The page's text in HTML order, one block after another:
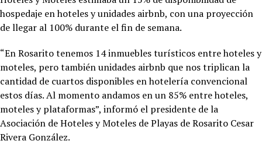
hospedaje en hoteles y unidades airbnb, con una proyección
de llegar al 100% durante el fin de semana.
“En Rosarito tenemos 14 inmuebles turísticos entre hoteles y
moteles, pero también unidades airbnb que nos triplican la
cantidad de cuartos disponibles en hotelería convencional
estos días. Al momento andamos en un 85% entre hoteles,
moteles y plataformas”, informó el presidente de la
Asociación de Hoteles y Moteles de Playas de Rosarito Cesar
Rivera González.